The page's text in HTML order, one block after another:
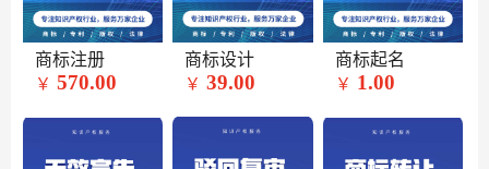
商标注册
￥ 570.00
商标设计
￥ 39.00
商标起名
￥ 1.00